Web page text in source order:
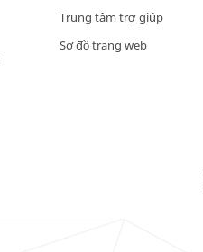
Trung tâm trợ giúp
Sơ đồ trang web